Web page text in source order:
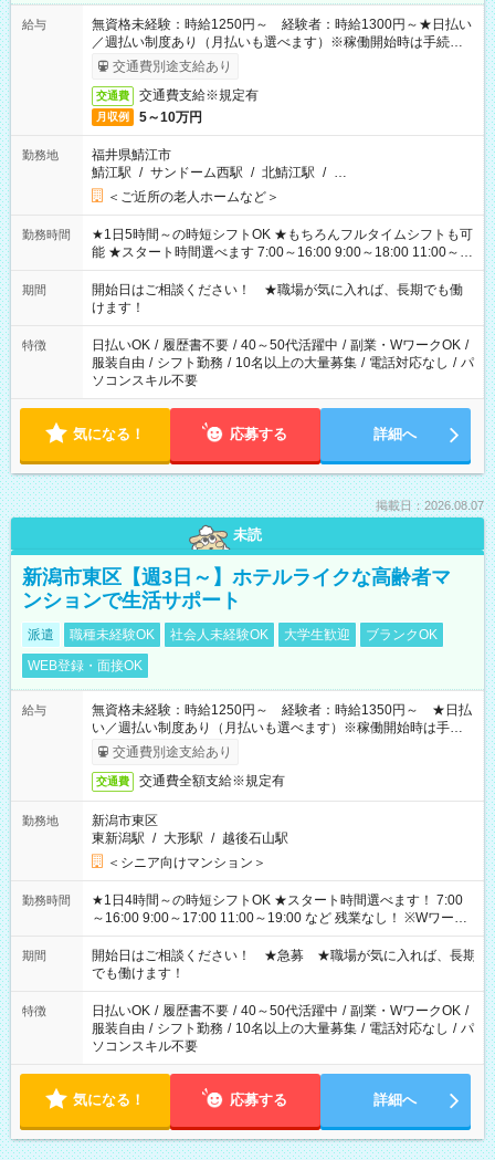
給与
無資格未経験：時給1250円～ 経験者：時給1300円～★日払い
／週払い制度あり（月払いも選べます）※稼働開始時は手続き完
了次第のお支払いとなります。
交通費別途支給あり
交通費 交通費支給※規定有
月収例 5～10万円
勤務地
福井県鯖江市
鯖江駅 / サンドーム西駅 / 北鯖江駅 / …
＜ご近所の老人ホームなど＞
勤務時間
★1日5時間～の時短シフトOK ★もちろんフルタイムシフトも可
能 ★スタート時間選べます 7:00～16:00 9:00～18:00 11:00～
20:00 など 残業なし！ ※Wワークの場合、他のお仕事と合わせ
週40時間超の就業はご案内できません ※法令に基づき、週20時
間以上勤務は社会保険への加入対象となります ※労働者派遣法
（日雇い派遣の原則禁止）により、短時間・短期間の就業はご
案内が難しい場合があります
期間
開始日はご相談ください！ ★職場が気に入れば、長期でも働
けます！
特徴 日払いOK / 履歴書不要 / 40～50代活躍中 / 副業・WワークOK /
服装自由 / シフト勤務 / 10名以上の大量募集 / 電話対応なし / パ
ソコンスキル不要
気になる！ 応募する 詳細へ
掲載日：2026.08.07
未読
新潟市東区【週3日～】ホテルライクな高齢者マ
ンションで生活サポート
派遣 職種未経験OK 社会人未経験OK 大学生歓迎
ブランクOK
WEB登録・面接OK
給与
無資格未経験：時給1250円～ 経験者：時給1350円～ ★日払
い／週払い制度あり（月払いも選べます）※稼働開始時は手続き
完了次第のお支払いとなります。
交通費別途支給あり
交通費 交通費全額支給※規定有
勤務地
新潟市東区
東新潟駅 / 大形駅 / 越後石山駅
＜シニア向けマンション＞
勤務時間
★1日4時間～の時短シフトOK ★スタート時間選べます！ 7:00
～16:00 9:00～17:00 11:00～19:00 など 残業なし！ ※Wワーク
の場合、他のお仕事と合わせ週40時間超の就業はご案内できま
せん ※法令に基づき、週20時間以上勤務は社会保険への加入対
象となります ※労働者派遣法（日雇い派遣の原則禁止）によ
り、短時間・短期間の就業はご案内が難しい場合があります
期間
開始日はご相談ください！ ★急募 ★職場が気に入れば、長期
でも働けます！
特徴 日払いOK / 履歴書不要 / 40～50代活躍中 / 副業・WワークOK /
服装自由 / シフト勤務 / 10名以上の大量募集 / 電話対応なし / パ
ソコンスキル不要
気になる！ 応募する 詳細へ